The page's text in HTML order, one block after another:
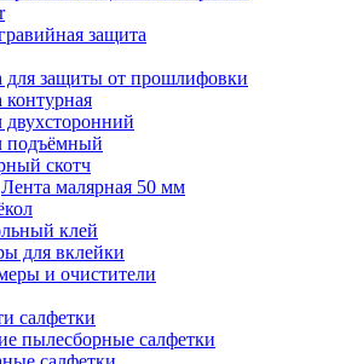
защита
для защиты от прошлифовки
контурная
двухсторонний
подъёмный
скотч
Лента малярная 50 мм
клей
для вклейки
и очистители
салфетки
пылесборные салфетки